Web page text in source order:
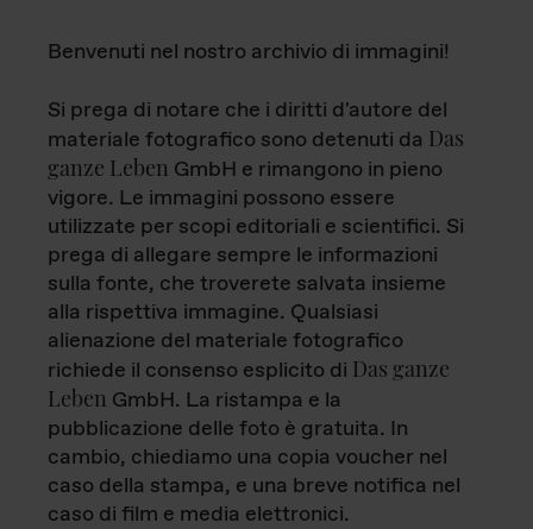
Benvenuti nel nostro archivio di immagini!
Si prega di notare che i diritti d'autore del
materiale fotografico sono detenuti da Das
ganze Leben GmbH e rimangono in pieno
vigore. Le immagini possono essere
utilizzate per scopi editoriali e scientifici. Si
prega di allegare sempre le informazioni
sulla fonte, che troverete salvata insieme
alla rispettiva immagine. Qualsiasi
alienazione del materiale fotografico
richiede il consenso esplicito di Das ganze
Leben GmbH. La ristampa e la
pubblicazione delle foto è gratuita. In
cambio, chiediamo una copia voucher nel
caso della stampa, e una breve notifica nel
caso di film e media elettronici.